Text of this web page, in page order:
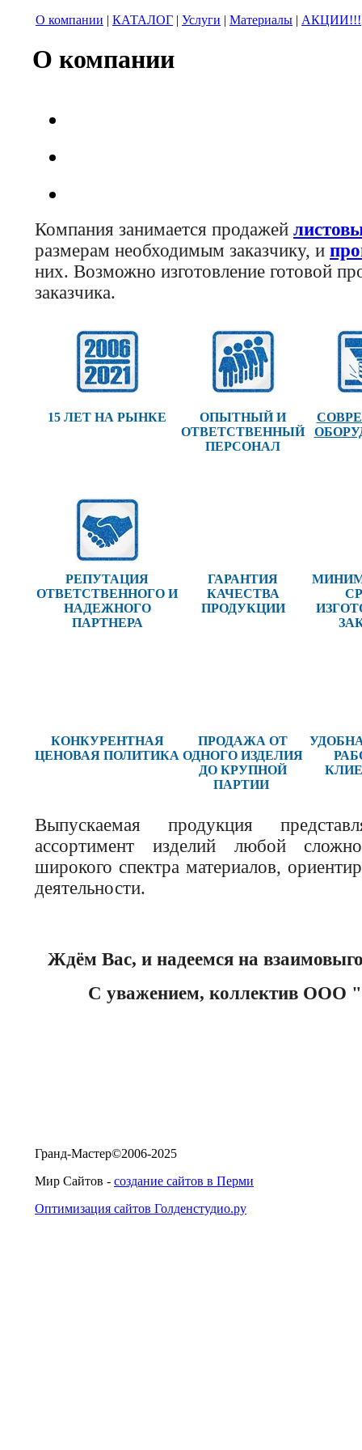
О компании | КАТАЛОГ | Услуги | Материалы | АКЦИИ!!!
О компании
Компания занимается продажей
размерам необходимым заказчику, и
них. Возможно изготовление готовой
заказчика.
15 ЛЕТ НА РЫНКЕ
ОПЫТНЫЙ И
ОТВЕТСТВЕННЫЙ
ПЕРСОНАЛ
РЕПУТАЦИЯ
ОТВЕТСТВЕННОГО И
НАДЕЖНОГО
ПАРТНЕРА
ГАРАНТИЯ
КАЧЕСТВА
ПРОДУКЦИИ
КОНКУРЕНТНАЯ
ЦЕНОВАЯ ПОЛИТИКА
ПРОДАЖА ОТ
ОДНОГО ИЗДЕЛИЯ
ДО КРУПНОЙ
ПАРТИИ
Выпускаемая продукция
ассортимент изделий любой
широкого спектра материалов,
деятельности.
Ждём Вас, и надеемся на
С уважением, коллектив ООО
Гранд-Мастер©2006-2025
Мир Сайтов - создание сайтов в Перми
Оптимизация сайтов Голденстудио.ру